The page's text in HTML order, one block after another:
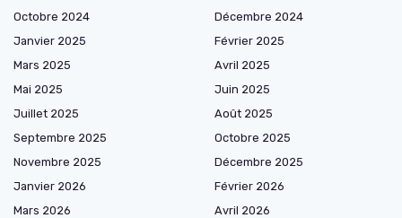
Octobre 2024
Décembre 2024
Janvier 2025
Février 2025
Mars 2025
Avril 2025
Mai 2025
Juin 2025
Juillet 2025
Août 2025
Septembre 2025
Octobre 2025
Novembre 2025
Décembre 2025
Janvier 2026
Février 2026
Mars 2026
Avril 2026